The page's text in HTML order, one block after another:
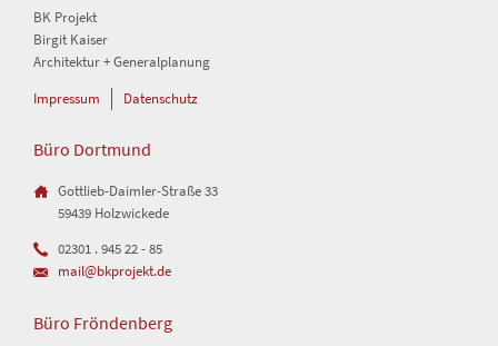
BK Projekt
Birgit Kaiser
Architektur + Generalplanung
Navigation
Impressum Datenschutz
Büro Dortmund
Gottlieb-Daimler-Straße 33
59439 Holzwickede
02301 . 945 22 - 85
mail@bkprojekt.de
Büro Fröndenberg